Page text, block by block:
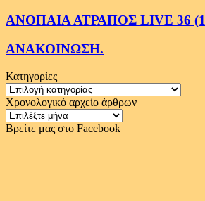
ΑΝΟΠΑΙΑ ΑΤΡΑΠΟΣ LIVE 36
ΑΝΑΚΟΙΝΩΣΗ.
Κατηγορίες
Κατηγορίες
Χρονολογικό αρχείο άρθρων
Χρονολογικό
αρχείο
Βρείτε μας στο Facebook